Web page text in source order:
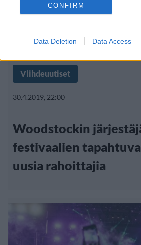
CONFIRM
Data Deletion Data Access
Viihdeuutiset
30.4.2019, 22:00
Woodstockin
festivaalien
uusia rahoittajia